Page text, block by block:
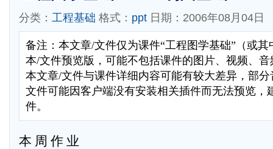
分类： 工程基础 格式： ppt 日期：2006年08月04日
备注：本文章/文件仅为课件“工程图学基础”（或
本/文件预览版，可能不包括课件的图片、视频、
本文章/文件与课件详细内容可能有较大差异，部
文件可能因客户端没有安装相关插件而无法预览，
件。
本 周 作 业